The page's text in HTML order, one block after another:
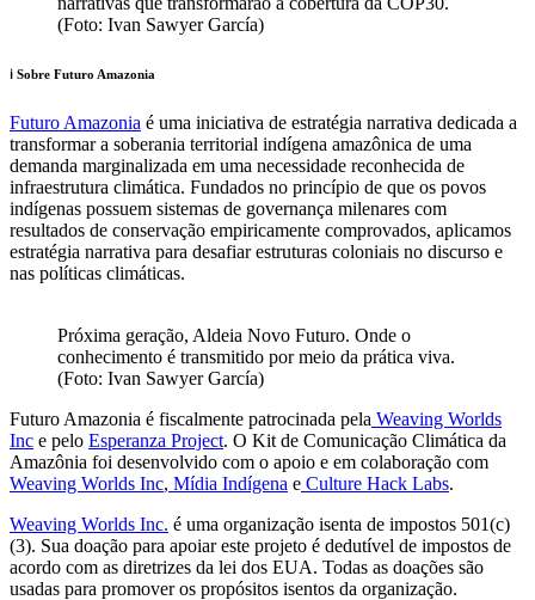
(Foto: Ivan Sawyer García)
ℹ️ Sobre Futuro Amazonia
Futuro Amazonia é uma iniciativa de estratégia narrativa dedicada a
transformar a soberania territorial indígena amazônica de uma
demanda marginalizada em uma necessidade reconhecida de
infraestrutura climática. Fundados no princípio de que os povos
indígenas possuem sistemas de governança milenares com
resultados de conservação empiricamente comprovados, aplicamos
estratégia narrativa para desafiar estruturas coloniais no discurso e
nas políticas climáticas.
Próxima geração, Aldeia Novo Futuro. Onde o
conhecimento é transmitido por meio da prática viva.
(Foto: Ivan Sawyer García)
Futuro Amazonia é fiscalmente patrocinada pela Weaving Worlds
Inc e pelo Esperanza Project. O Kit de Comunicação Climática da
Amazônia foi desenvolvido com o apoio e em colaboração com
Weaving Worlds Inc, Mídia Indígena e Culture Hack Labs.
Weaving Worlds Inc. é uma organização isenta de impostos 501(c)
(3). Sua doação para apoiar este projeto é dedutível de impostos de
acordo com as diretrizes da lei dos EUA. Todas as doações são
usadas para promover os propósitos isentos da organização.